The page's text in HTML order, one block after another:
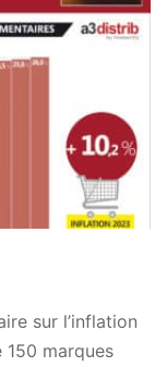
sur l’inflation
marques